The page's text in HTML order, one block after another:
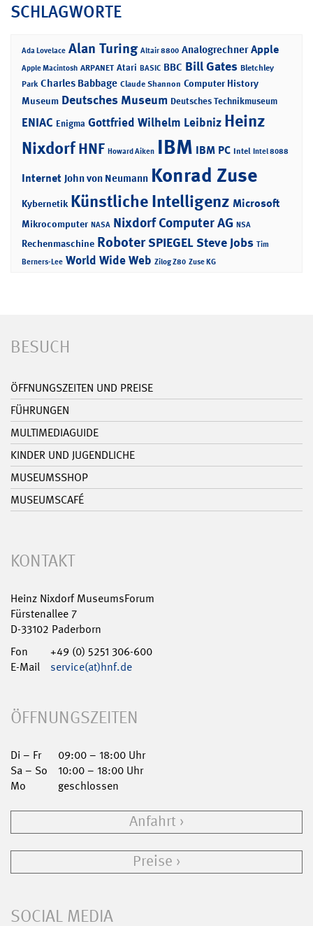
SCHLAGWORTE
Ada Lovelace Alan Turing Altair 8800 Analogrechner Apple
Apple Macintosh ARPANET Atari BASIC BBC Bill Gates Bletchley
Park Charles Babbage Claude Shannon Computer History
Museum Deutsches Museum Deutsches Technikmuseum
ENIAC Enigma Gottfried Wilhelm Leibniz Heinz
NixdorfHNF Howard Aiken IBM IBM PC Intel Intel 8088
Internet John von Neumann Konrad Zuse
Kybernetik Künstliche Intelligenz Microsoft
Mikrocomputer NASA Nixdorf Computer AG NSA
Rechenmaschine RoboterSPIEGELSteve Jobs Tim
Berners-Lee World Wide Web Zilog Z80 Zuse KG
BESUCH
ÖFFNUNGSZEITEN UND PREISE
FÜHRUNGEN
MULTIMEDIAGUIDE
KINDER UND JUGENDLICHE
MUSEUMSSHOP
MUSEUMSCAFÉ
KONTAKT
Heinz Nixdorf MuseumsForum
Fürstenallee 7
D-33102 Paderborn
Fon
+49 (0) 5251 306-600
E-Mail
service(at)hnf.de
ÖFFNUNGSZEITEN
Di – Fr
09:00 – 18:00 Uhr
Sa – So
10:00 – 18:00 Uhr
Mo
geschlossen
Anfahrt
Preise
SOCIAL MEDIA